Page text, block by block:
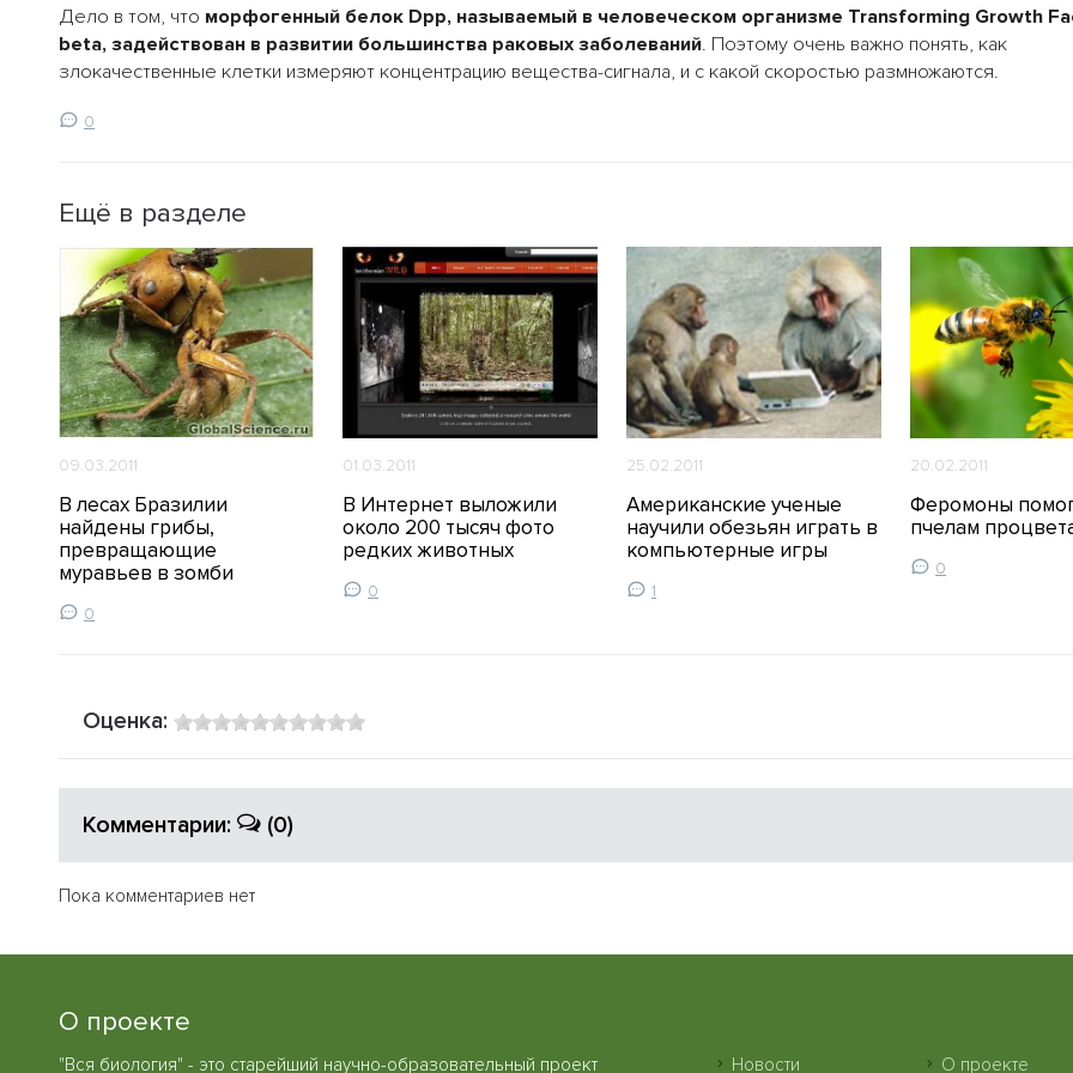
Дело в том, что морфогенный белок Dpp, называемый в человеческом организме Transforming Growth
beta, задействован в развитии большинства раковых заболеваний. Поэтому очень важно понять, как
злокачественные клетки измеряют концентрацию вещества-сигнала, и с какой скоростью размножаются.
0
Ещё в разделе
09.03.2011
В лесах Бразилии
найдены грибы,
превращающие
муравьев в зомби
0
01.03.2011
В Интернет выложили
около 200 тысяч фото
редких животных
0
25.02.2011
Американские ученые
научили обезьян играть в
компьютерные игры
1
20.02.2011
Феромоны
пчелам
0
Оценка:
Комментарии: (0)
Пока комментариев нет
О проекте
"Вся биология" - это старейший научно-образовательный проект Новости О проекте